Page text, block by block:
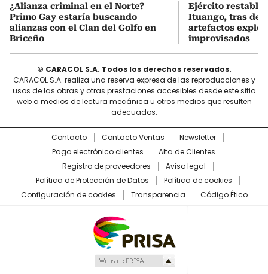
¿Alianza criminal en el Norte?
Primo Gay estaría buscando
alianzas con el Clan del Golfo en
Briceño
Ejército
Ituango, tras
artefactos
improvisados
© CARACOL S.A. Todos los derechos reservados.
CARACOL S.A. realiza una reserva expresa de las reproducciones y
usos de las obras y otras prestaciones accesibles desde este sitio
web a medios de lectura mecánica u otros medios que resulten
adecuados.
Contacto Contacto Ventas
Newsletter
Pago electrónico clientes
Alta de Clientes
Registro de proveedores
Aviso legal
Política de Protección de Datos
Política de cookies
Configuración de cookies
Transparencia Código Ético